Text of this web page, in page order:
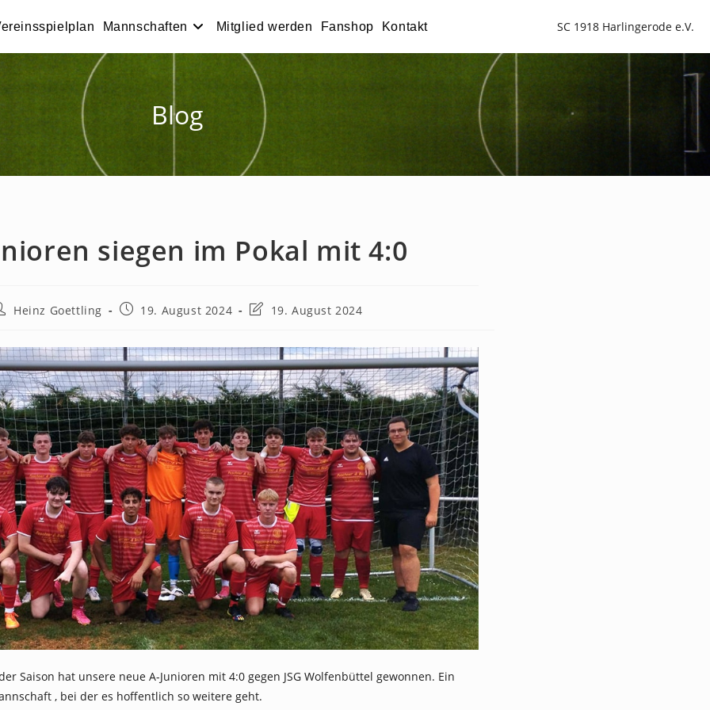
SC 1918 Harlingerode e.V.
Mannschaften Mitglied werden Fanshop Kontakt
Blog
siegen im Pokal mit 4:0
Heinz Goettling
Beitrag19. August 2024
Beitrag
am:
19. August 2024
Saison hat unsere neue A-Junioren mit 4:0 gegen JSG Wolfenbüttel gewonnen. Ein
, bei der es hoffentlich so weitere geht.